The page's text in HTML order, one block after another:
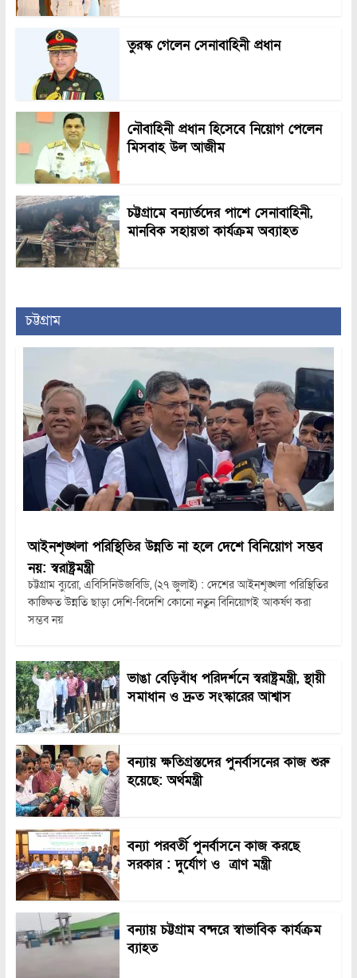
তুরস্ক গেলেন সেনাবাহিনী প্রধান
নৌবাহিনী প্রধান হিসেবে নিয়োগ পেলেন
মিসবাহ উল আজীম
চট্টগ্রামে বন্যার্তদের পাশে সেনাবাহিনী,
মানবিক সহায়তা কার্যক্রম অব্যাহত
চট্টগ্রাম
আইনশৃঙ্খলা পরিস্থিতির উন্নতি না হলে দেশে বিনিয়োগ সম্ভব
নয়: স্বরাষ্ট্রমন্ত্রী
চট্টগ্রাম ব্যুরো, এবিসিনিউজবিডি, (২৭ জুলাই) : দেশের আইনশৃঙ্খলা পরিস্থিতির
কাঙ্ক্ষিত উন্নতি ছাড়া দেশি-বিদেশি কোনো নতুন বিনিয়োগই আকর্ষণ করা
সম্ভব নয়
ভাঙা বেড়িবাঁধ পরিদর্শনে স্বরাষ্ট্রমন্ত্রী, স্থায়ী
সমাধান ও দ্রুত সংস্কারের আশ্বাস
বন্যায় ক্ষতিগ্রস্তদের পুনর্বাসনের কাজ শুরু
হয়েছে: অর্থমন্ত্রী
বন্যা পরবর্তী পুনর্বাসনে কাজ করছে
সরকার : দুর্যোগ ও ত্রাণ মন্ত্রী
বন্যায় চট্টগ্রাম বন্দরে স্বাভাবিক কার্যক্রম
ব্যাহত